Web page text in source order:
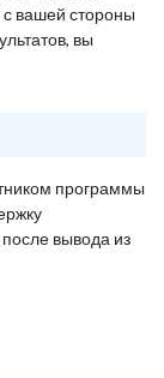
вашей стороны
вы
программы
вывода из